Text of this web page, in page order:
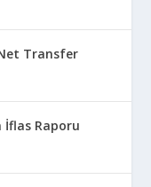
Transfer
Raporu